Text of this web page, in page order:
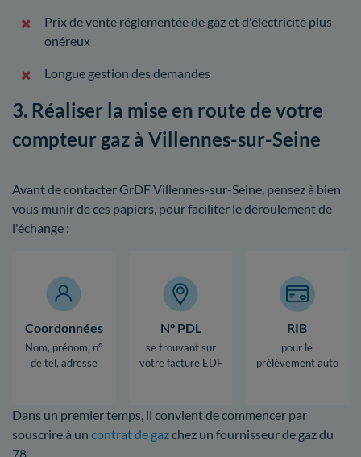
Prix de vente réglementée de gaz et d'électricité plus
onéreux
Longue gestion des demandes
3. Réaliser la mise en route de votre
compteur gaz à Villennes-sur-Seine
Avant de contacter GrDF Villennes-sur-Seine, pensez à bien
vous munir de ces papiers, pour faciliter le déroulement de
l'échange :
Coordonnées
Nom, prénom, n°
de tel, adresse
N° PDL
se trouvant sur
votre facture EDF
RIB
pour le
prélèvement auto
Dans un premier temps, il convient de commencer par
souscrire à un contrat de gazchez un fournisseur de gaz du
78.